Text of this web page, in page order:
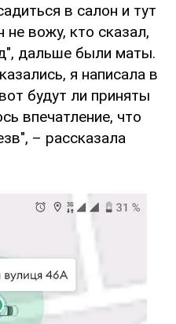
в салон и тут
не вожу, кто сказал,
дальше были маты.
я написала в
будут ли приняты
впечатление, что
– рассказала